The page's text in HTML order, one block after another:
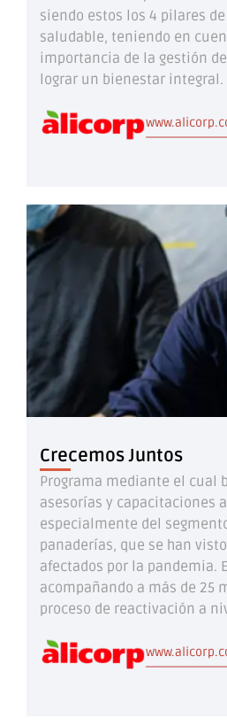
siendo estos los 4 pilares
saludable, teniendo en
importancia de la gestión
lograr un bienestar integral.
Crecemos Juntos
Programa mediante el cual
asesorías y capacitaciones
especialmente del
panaderías, que se han
afectados por la pandemia.
acompañando a más de 25
proceso de reactivación a